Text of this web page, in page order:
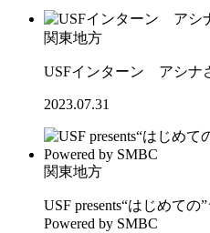
関東地方
USFインターン アシナ
2023.07.31
関東地方
USF presents“はじめて
Powered by SMBC